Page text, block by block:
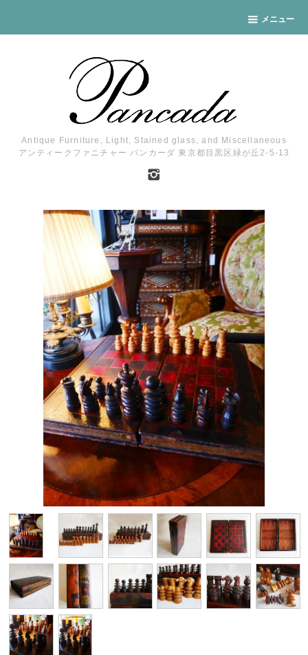
メニュー
Antique Furniture, Light, Stained glass, and Miscellaneous
アンティークファニチャー パンカーダ 東京都目黒区緑が丘2-5-13